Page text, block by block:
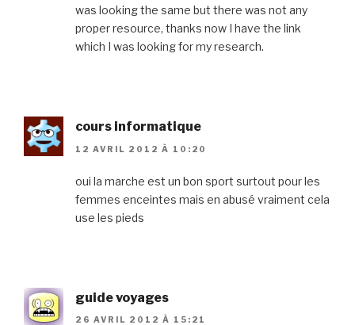
was looking the same but there was not any
proper resource, thanks now I have the link
which I was looking for my research.
cours informatique
12 AVRIL 2012 À 10:20
oui la marche est un bon sport surtout pour les
femmes enceintes mais en abusé vraiment cela
use les pieds
guide voyages
26 AVRIL 2012 À 15:21